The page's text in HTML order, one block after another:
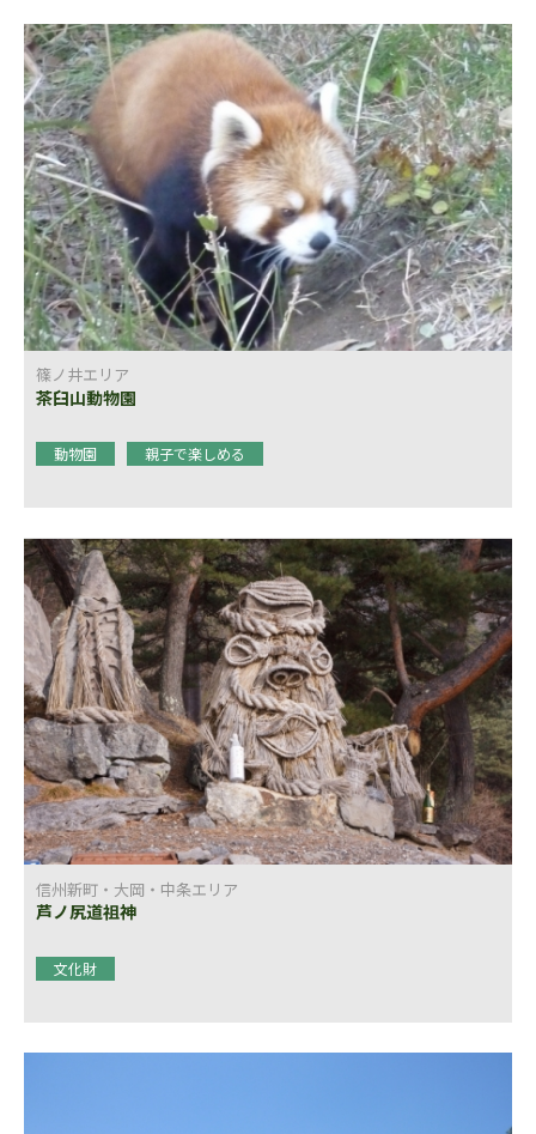
篠ノ井エリア
茶臼山動物園
動物園 親子で楽しめる
信州新町・大岡・中条エリア
芦ノ尻道祖神
文化財